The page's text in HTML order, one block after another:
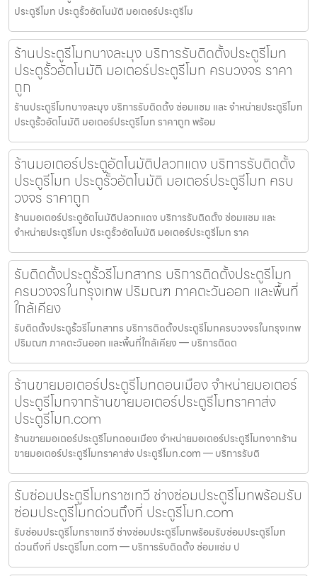
ประตูรีโมท ประตูรั้วอัตโนมัติ มอเตอร์ประตูรีโม
ร้านประตูรีโมทบางละมุง บริการรับติดตั้งประตูรีโมท
ประตูรั้วอัตโนมัติ มอเตอร์ประตูรีโมท ครบวงจร ราคา
ถูก
ร้านประตูรีโมทบางละมุง บริการรับติดตั้ง ซ่อมแซม และ จำหน่ายประตูรีโมท
ประตูรั้วอัตโนมัติ มอเตอร์ประตูรีโมท ราคาถูก พร้อม
ร้านมอเตอร์ประตูอัตโนมัติปลวกแดง บริการรับติดตั้ง
ประตูรีโมท ประตูรั้วอัตโนมัติ มอเตอร์ประตูรีโมท ครบ
วงจร ราคาถูก
ร้านมอเตอร์ประตูอัตโนมัติปลวกแดง บริการรับติดตั้ง ซ่อมแซม และ
จำหน่ายประตูรีโมท ประตูรั้วอัตโนมัติ มอเตอร์ประตูรีโมท ราค
รับติดตั้งประตูรั้วรีโมทสาทร บริการติดตั้งประตูรีโมท
ครบวงจรในกรุงเทพ ปริมณฑ ภาคตะวันออก และพื้นที่
ใกล้เคียง
รับติดตั้งประตูรั้วรีโมทสาทร บริการติดตั้งประตูรีโมทครบวงจรในกรุงเทพ
ปริมณฑ ภาคตะวันออก และพื้นที่ใกล้เคียง — บริการติดต
ร้านขายมอเตอร์ประตูรีโมทดอนเมือง จำหน่ายมอเตอร์
ประตูรีโมทจากร้านขายมอเตอร์ประตูรีโมทราคาส่ง
ประตูรีโมท.com
ร้านขายมอเตอร์ประตูรีโมทดอนเมือง จำหน่ายมอเตอร์ประตูรีโมทจากร้าน
ขายมอเตอร์ประตูรีโมทราคาส่ง ประตูรีโมท.com — บริการรับติ
รับซ่อมประตูรีโมทราชเทวี ช่างซ่อมประตูรีโมทพร้อมรับ
ซ่อมประตูรีโมทด่วนถึงที่ ประตูรีโมท.com
รับซ่อมประตูรีโมทราชเทวี ช่างซ่อมประตูรีโมทพร้อมรับซ่อมประตูรีโมท
ด่วนถึงที่ ประตูรีโมท.com — บริการรับติดตั้ง ซ่อมแซ่ม ป